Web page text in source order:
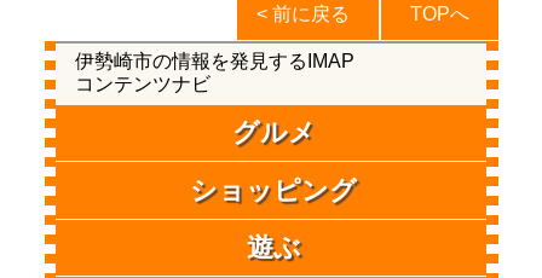
TOPへ
< 前に戻る
伊勢崎市の情報を発見するIMAP
コンテンツナビ
グルメ
ショッピング
遊ぶ